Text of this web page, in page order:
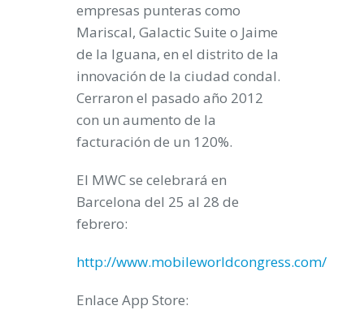
empresas punteras como
Mariscal, Galactic Suite o Jaime
de la Iguana, en el distrito de la
innovación de la ciudad condal.
Cerraron el pasado año 2012
con un aumento de la
facturación de un 120%.
El MWC se celebrará en
Barcelona del 25 al 28 de
febrero:
http://www.mobileworldcongress.com/
Enlace App Store: